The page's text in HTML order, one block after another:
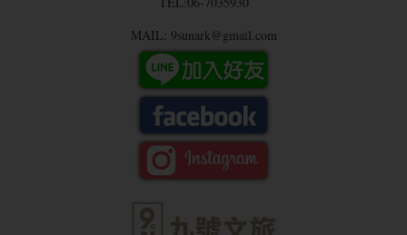
MAIL: 9sunark@gmail.com